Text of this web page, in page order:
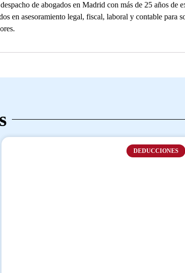
de abogados en Madrid con más de 25 años de
en asesoramiento legal, fiscal, laboral y contable para
DEDUCCIONES